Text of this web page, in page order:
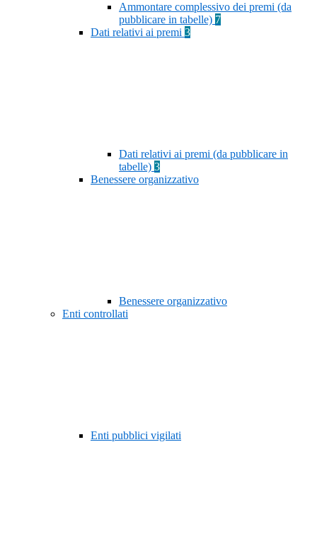
Ammontare complessivo dei premi (da
pubblicare in tabelle) 7
Dati relativi ai premi 3
Dati relativi ai premi (da pubblicare in
tabelle) 3
Benessere organizzativo
Benessere organizzativo
Enti controllati
Enti pubblici vigilati